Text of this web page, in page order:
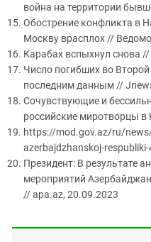
война на территории
Обострение конфликта в
Москву врасплох //
Карабах вспыхнул снова
Число погибших во
последним данным //
Сочувствующие и
российские миротворцы в
https://mod.gov.az/ru/
azerbajdzhanskoj-
Президент: В результате
мероприятий
// apa.az, 20.09.2023